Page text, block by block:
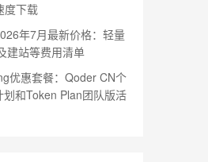
度下载
年7月最新价格：轻量
建站等费用清单
优惠套餐：Qoder CN个
划和Token Plan团队版活